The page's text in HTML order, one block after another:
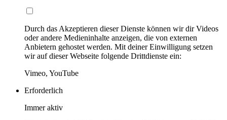
Durch das Akzeptieren dieser Dienste können wir dir Videos
oder andere Medieninhalte anzeigen, die von externen
Anbietern gehostet werden. Mit deiner Einwilligung setzen
wir auf dieser Webseite folgende Drittdienste ein:
Vimeo, YouTube
Erforderlich
Immer aktiv